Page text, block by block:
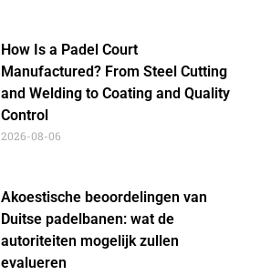
How Is a Padel Court
Manufactured? From Steel Cutting
and Welding to Coating and Quality
Control
2026-08-06
Akoestische beoordelingen van
Duitse padelbanen: wat de
autoriteiten mogelijk zullen
evalueren